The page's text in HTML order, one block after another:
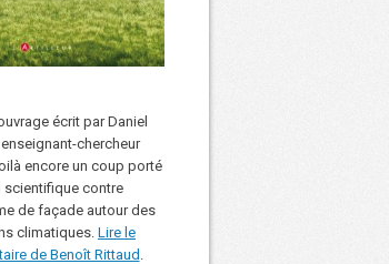
écrit par Daniel
chercheur
encore un coup porté
scientifique contre
de façade autour des
climatiques. Lire le
de Benoît Rittaud